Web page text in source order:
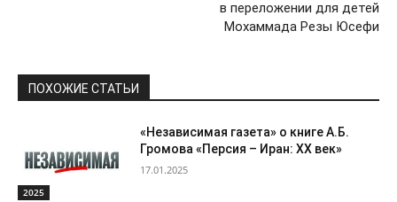
в переложении для детей
Мохаммада Резы Юсефи
ПОХОЖИЕ СТАТЬИ
2025
«Независимая газета» о книге А.Б.
Громова «Персия – Иран: ХХ век»
17.01.2025